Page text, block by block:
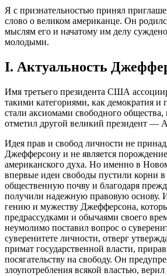
Я с признательностью принял
слово о великом американце. Он
мыслям его и начатому им делу
молодыми.
I. Актуальность
Имя третьего президента США
такими категориями, как демократия и
стали аксиомами свободного общества,
отметил другой великий президент —
Идея прав и свобод личности не
Джефферсону и не является
американского духа. Но именно в
впервые идеи свободы пустили корни
общественную почву и благодаря
получили надежную правовую основу.
гению и мужеству Джефферсона,
предрассудками и обычаями своего
неумолимо поставил вопрос о
суверенитете личности, отверг
примат государственной власти,
посягательству на свободу. Он
злоупотребления всякой властью,